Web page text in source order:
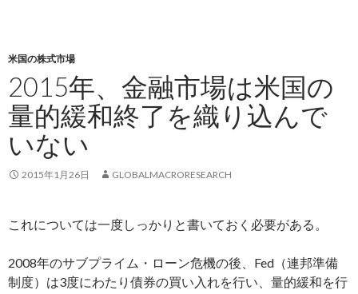
米国の株式市場
2015年、金融市場は米国の
量的緩和終了を織り込んで
いない
2015年1月26日 GLOBALMACRORESEARCH
これについては一度しっかりと書いておく必要がある。
2008年のサブプライム・ローン危機の後、Fed（連邦準備
制度）は3度にわたり債券の買い入れを行い、量的緩和を行